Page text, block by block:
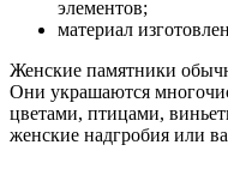
элементов;
материал
Женские памятники
Они украшаются
цветами, птицами,
женские надгробия или